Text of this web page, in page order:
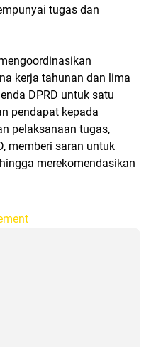
tugas dan
kerja tahunan dan lima
DPRD untuk satu
pendapat kepada
pelaksanaan tugas,
memberi saran untuk
merekomendasikan